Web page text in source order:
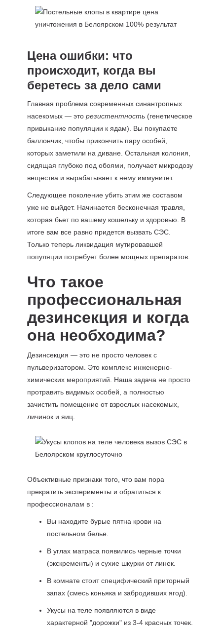
Цена ошибки: что
происходит, когда вы
беретесь за дело сами
Главная проблема современных синантропных
насекомых — это резистентность(генетическое
привыкание популяции к ядам). Вы покупаете
баллончик, чтобы прикончить пару особей,
которых заметили на диване. Остальная колония,
сидящая глубоко под обоями, получает микродозу
вещества и вырабатывает к нему иммунитет.
Следующее поколение убить этим же составом
уже не выйдет. Начинается бесконечная травля,
которая бьет по вашему кошельку и здоровью. В
итоге вам все равно придется вызвать СЭС.
Только теперь ликвидация мутировавшей
популяции потребует более мощных препаратов.
Что такое
профессиональная
дезинсекция и когда
она необходима?
Дезинсекция — это не просто человек с
пульверизатором. Это комплекс инженерно-
химических мероприятий. Наша задача не просто
протравить видимых особей, а полностью
зачистить помещение от взрослых насекомых,
личинок и яиц.
Объективные признаки того, что вам пора
прекратить эксперименты и обратиться к
профессионалам в :
Вы находите бурые пятна крови на
постельном белье.
В углах матраса появились черные точки
(экскременты) и сухие шкурки от линек.
В комнате стоит специфический приторный
запах (смесь коньяка и забродивших ягод).
Укусы на теле появляются в виде
характерной "дорожки" из 3-4 красных точек.